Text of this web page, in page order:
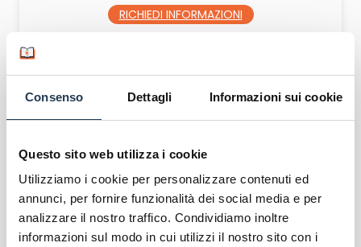
Consenso Dettagli Informazioni sui cookie
Questo sito web utilizza i cookie
Utilizziamo i cookie per personalizzare contenuti ed
annunci, per fornire funzionalità dei social media e per
analizzare il nostro traffico. Condividiamo inoltre
informazioni sul modo in cui utilizzi il nostro sito con i
RICHIEDI INFO
Competenze e metodologie didattiche
dell'animatore digitale
1° Livello
€500
RICHIEDI INFO
Scarica Brochure